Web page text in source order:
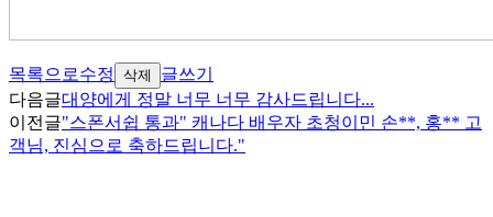
목록으로수정 삭제
글쓰기
다음글대양에게 정말 너무 너무 감사드립니다...
이전글"스폰서쉽 통과" 캐나다 배우자 초청이민 손**, 홍** 고
객님, 진심으로 축하드립니다."